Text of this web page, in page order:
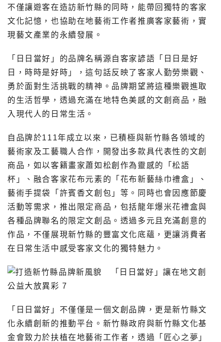
不僅讓遊客在造訪新竹縣的同時，能帶回獨特的客家
文化記憶，也協助在地藝術工作者推廣客家藝術，實
現藝文產業的永續發展。
「日日當好」的品牌名稱源自客家諺語「日日是好
日，時時是好時」，這句話反映了客家人勤勞樂觀、
勇於面對生活挑戰的精神。品牌期望將這種樂觀進取
的生活哲學，透過充滿在地特色美感的文創商品，融
入現代人的日常生活。
自品牌於111年成立以來，已積極與新竹縣各領域的
藝術家及工藝職人合作，開發出多款具代表性的文創
商品，如以客籍畫家蕭如松創作為靈感的「松語
杯」、融合客家花布元素的「花布新藝絲巾禮盒」、
藝術手提袋「許賓香文創包」等。同時也會因應節慶
活動等需求，推出限定商品，包括龍年爆米花禮盒與
各種品牌聯名的限定文創品。透過多元且充滿創意的
作品，不僅展現新竹縣的豐富文化底蘊，更讓消費者
在日常生活中感受客家文化的獨特魅力。
「日日當好」不僅僅是一個文創品牌，更是新竹縣文
化永續創新的推動平台。新竹縣政府與新竹縣文化基
金會致力於扶植在地藝術工作者，透過「匠心之夢」